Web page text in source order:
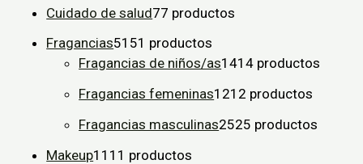
Cuidado de salud77 productos
Fragancias51 51 productos
Fragancias de niños/as1414 productos
Fragancias femeninas1212 productos
Fragancias masculinas2525 productos
Makeup11 11 productos